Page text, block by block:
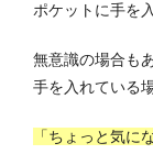
ポケットに手を
無意識の場合も
手を入れている
「ちょっと気